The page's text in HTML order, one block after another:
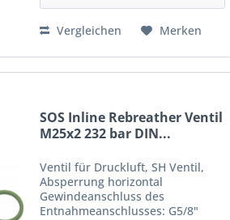
Vergleichen Merken
SOS Inline Rebreather Ventil
M25x2 232 bar DIN...
Ventil für Druckluft, SH Ventil,
Absperrung horizontal
Gewindeanschluss des
Entnahmeanschlusses: G5/8"